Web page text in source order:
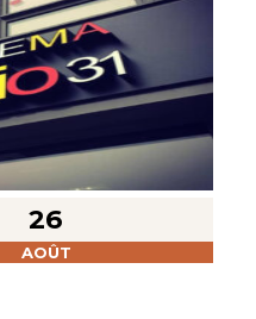
26
AOÛT